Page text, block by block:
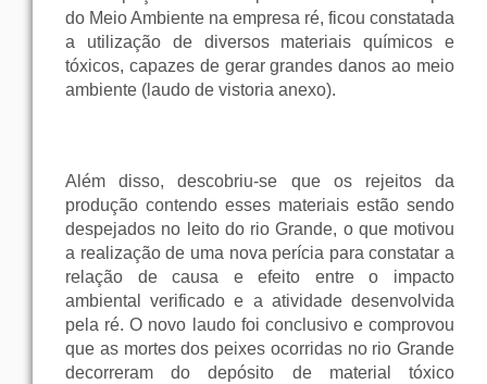
do Meio Ambiente na empresa ré, ficou constatada
a utilização de diversos materiais químicos e
tóxicos, capazes de gerar grandes danos ao meio
ambiente (laudo de vistoria anexo).
Além disso, descobriu-se que os rejeitos da
produção contendo esses materiais estão sendo
despejados no leito do rio Grande, o que motivou
a realização de uma nova perícia para constatar a
relação de causa e efeito entre o impacto
ambiental verificado e a atividade desenvolvida
pela ré. O novo laudo foi conclusivo e comprovou
que as mortes dos peixes ocorridas no rio Grande
decorreram do depósito de material tóxico